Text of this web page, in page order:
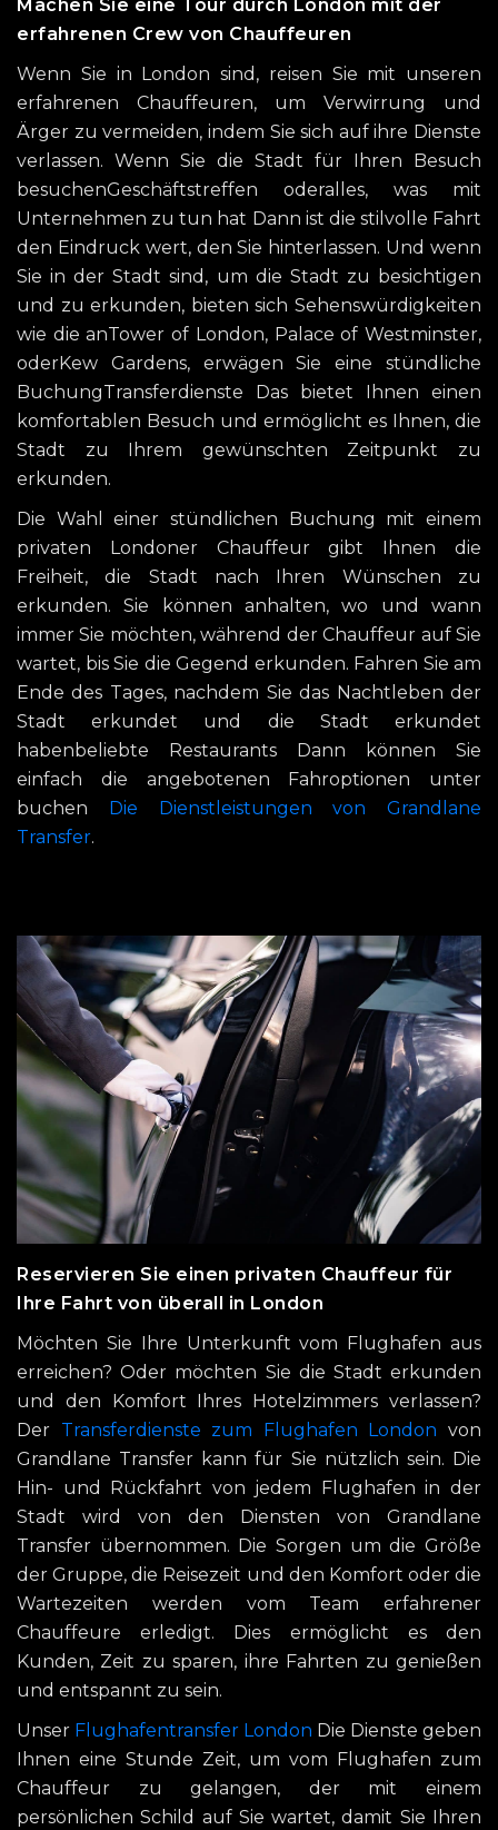
Machen Sie eine Tour durch London mit der
erfahrenen Crew von Chauffeuren
Wenn Sie in London sind, reisen Sie mit unseren
erfahrenen Chauffeuren, um Verwirrung und
Ärger zu vermeiden, indem Sie sich auf ihre Dienste
verlassen. Wenn Sie die Stadt für Ihren Besuch
besuchenGeschäftstreffen oderalles, was mit
Unternehmen zu tun hat Dann ist die stilvolle Fahrt
den Eindruck wert, den Sie hinterlassen. Und wenn
Sie in der Stadt sind, um die Stadt zu besichtigen
und zu erkunden, bieten sich Sehenswürdigkeiten
wie die anTower of London, Palace of Westminster,
oderKew Gardens, erwägen Sie eine stündliche
BuchungTransferdienste Das bietet Ihnen einen
komfortablen Besuch und ermöglicht es Ihnen, die
Stadt zu Ihrem gewünschten Zeitpunkt zu
erkunden.
Die Wahl einer stündlichen Buchung mit einem
privaten Londoner Chauffeur gibt Ihnen die
Freiheit, die Stadt nach Ihren Wünschen zu
erkunden. Sie können anhalten, wo und wann
immer Sie möchten, während der Chauffeur auf Sie
wartet, bis Sie die Gegend erkunden. Fahren Sie am
Ende des Tages, nachdem Sie das Nachtleben der
Stadt erkundet und die Stadt erkundet
habenbeliebte Restaurants Dann können Sie
einfach die angebotenen Fahroptionen unter
buchen Die Dienstleistungen von Grandlane
Transfer.
Reservieren Sie einen privaten Chauffeur für
Ihre Fahrt von überall in London
Möchten Sie Ihre Unterkunft vom Flughafen aus
erreichen? Oder möchten Sie die Stadt erkunden
und den Komfort Ihres Hotelzimmers verlassen?
Der Transferdienste zum Flughafen London von
Grandlane Transfer kann für Sie nützlich sein. Die
Hin- und Rückfahrt von jedem Flughafen in der
Stadt wird von den Diensten von Grandlane
Transfer übernommen. Die Sorgen um die Größe
der Gruppe, die Reisezeit und den Komfort oder die
Wartezeiten werden vom Team erfahrener
Chauffeure erledigt. Dies ermöglicht es den
Kunden, Zeit zu sparen, ihre Fahrten zu genießen
und entspannt zu sein.
Unser Flughafentransfer London Die Dienste geben
Ihnen eine Stunde Zeit, um vom Flughafen zum
Chauffeur zu gelangen, der mit einem
persönlichen Schild auf Sie wartet, damit Sie Ihren